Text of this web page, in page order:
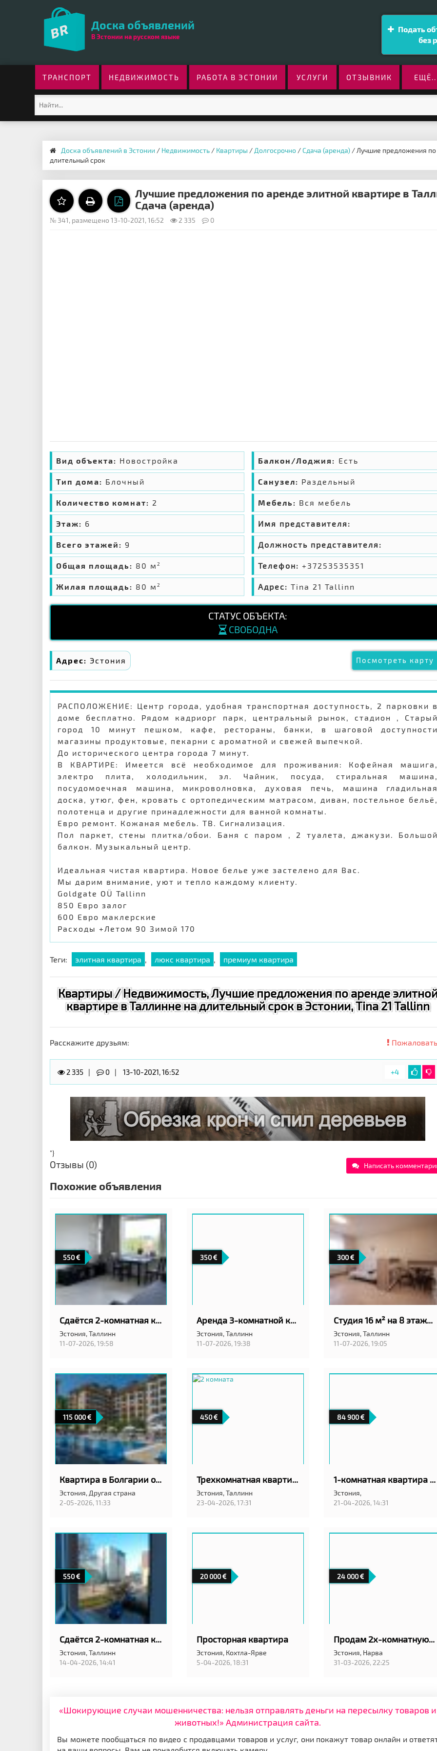
Доска объявлений
В Эстонии на русском языке
Подать
без
ТРАНСПОРТ НЕДВИЖИМОСТЬ РАБОТА В ЭСТОНИИ УСЛУГИ ОТЗЫВНИК
Доска объявлений в Эстонии / Недвижимость / Квартиры / Долгосрочно /Сдача (аренда) / Лучшие предложения по
длительный срок
Лучшие предложения по аренде элитной квартире в
Сдача (аренда)
№ 341, размещено 13-10-2021, 16:52 2 335 0
Вид объекта: Новостройка
Тип дома: Блочный
Количество комнат: 2
Этаж: 6
Всего этажей: 9
Общая площадь: 80 м 2
Жилая площадь: 80 м 2
Балкон/Лоджия: Есть
Санузел: Раздельный
Мебель: Вся мебель
Имя представителя:
Должность представителя:
Телефон: +37253535351
Адрес: Tina 21 Tallinn
СТАТУС ОБЪЕКТА:
СВОБОДНА
Адрес: Эстония Посмотреть карту
РАСПОЛОЖЕНИЕ: Центр города, удобная транспортная доступность, 2 парковки
доме бесплатно. Рядом кадриорг парк, центральный рынок, стадион ,
город 10 минут пешком, кафе, рестораны, банки, в шаговой
магазины продуктовые, пекарни с ароматной и свежей выпечкой.
До исторического центра города 7 минут.
В КВАРТИРЕ: Имеется всё необходимое для проживания: Кофейная
электро плита, холодильник, эл. Чайник, посуда, стиральная
посудомоечная машина, микроволновка, духовая печь, машина
доска, утюг, фен, кровать с ортопедическим матрасом, диван, постельное
полотенца и другие принадлежности для ванной комнаты.
Евро ремонт. Кожаная мебель. ТВ. Сигнализация.
Пол паркет, стены плитка/обои. Баня с паром , 2 туалета, джакузи.
балкон. Музыкальный центр.
Идеальная чистая квартира. Новое белье уже застелено для Вас.
Мы дарим внимание, уют и тепло каждому клиенту.
Goldgate OÜ Tallinn
850 Евро залог
600 Евро маклерские
Расходы +Летом 90 Зимой 170
Теги: элитная квартира , люкс квартира , премиум квартира
Квартиры / Недвижимость, Лучшие предложения по аренде
квартире в Таллинне на длительный срок в Эстонии, Tina 21 Tallinn
Расскажите друзьям:
2 335 0 13-10-2021, 16:52 +4
"}
Отзывы (0) Написать
Похожие объявления
550
Сдаётся 2-комнатная квартира в центре Таллинна, напротив Stockmann
Эстония,Таллинн
11-07-2026, 19:58
350
Аренда 3-комнатной квартиры в Локса — тишина, природа и море рядом
Эстония,Таллинн
11-07-2026, 19:38
300
Студия 16 м² на 8 этаже с лифтом.
Эстония,Таллинн
11-07-2026, 19:05
115 000
Квартира в Болгарии от собственника в Эстонии
Эстония, Другая страна
2-05-2026, 11:33
450
Трехкомнатная квартира Мустамяэ
Эстония,Таллинн
23-04-2026, 17:31
84 900
1-комнатная квартира в Таллинне, Ласнамяе, Mahtra 48
Эстония,
21-04-2026, 14:31
550
Сдаётся 2-комнатная квартира в центре Таллинна, Veerenni tn 1
Эстония,Таллинн
14-04-2026, 14:41
20 000
Просторная квартира
Эстония, Кохтла-Ярве
5-04-2026, 18:31
24 000
Продам 2х-комнатную квартиру в Нарве
Эстония, Нарва
31-03-2026, 22:25
«Шокирующие случаи мошенничества: нельзя отправлять деньги на пересылку товаров и
животных!» Администрация сайта.
Вы можете пообщаться по видео с продавцами товаров и услуг, они покажут товар онлайн и